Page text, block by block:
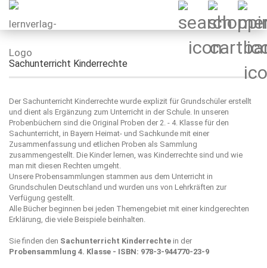
Sachunterricht Kinderrechte
Der Sachunterricht Kinderrechte wurde explizit für Grundschüler erstellt
und dient als Ergänzung zum Unterricht in der Schule. In unseren
Probenbüchern sind die Original Proben der 2. - 4. Klasse für den
Sachunterricht, in Bayern Heimat- und Sachkunde mit einer
Zusammenfassung und etlichen Proben als Sammlung
zusammengestellt. Die Kinder lernen, was Kinderrechte sind und wie
man mit diesen Rechten umgeht.
Unsere Probensammlungen stammen aus dem Unterricht in
Grundschulen Deutschland und wurden uns von Lehrkräften zur
Verfügung gestellt.
Alle Bücher beginnen bei jeden Themengebiet mit einer kindgerechten
Erklärung, die viele Beispiele beinhalten.
Sie finden den Sachunterricht Kinderrechte in der
Probensammlung 4. Klasse - ISBN: 978-3-944770-23-9